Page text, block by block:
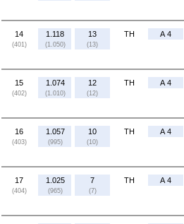
14
(401)
1.118
(1.050)
13
(13)
TH A 4
15
(402)
1.074
(1.010)
12
(12)
TH A 4
16
(403)
1.057
(995)
10
(10)
TH A 4
17
(404)
1.025
(965)
7
(7)
TH A 4